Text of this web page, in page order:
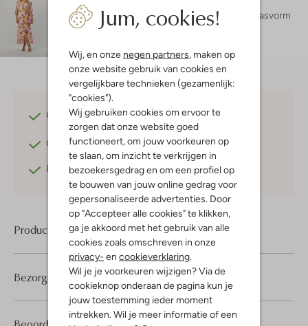
Jum, cookies!
Wij, en onze negen partners , maken op
onze website gebruik van cookies en
vergelijkbare technieken (gezamenlijk:
"cookies").
Wij gebruiken cookies om ervoor te
zorgen dat onze website goed
functioneert, om jouw voorkeuren op
te slaan, om inzicht te verkrijgen in
bezoekersgedrag en om een profiel op
te bouwen van jouw online gedrag voor
gepersonaliseerde advertenties. Door
op "Accepteer alle cookies" te klikken,
ga je akkoord met het gebruik van alle
cookies zoals omschreven in onze
privacy- en cookieverklaring
Wil je je voorkeuren wijzigen? Via de
cookieknop onderaan de pagina kun je
jouw toestemming ieder moment
intrekken. Wil je meer informatie of een
Amy is 1 meter 78 lang en draagt maat s.
De pasvorm
regular fit
Gratis verzendingvanaf €75,-
Gratis retournerenbinnen 30 dagen*
Betaal achterafmet Klarna
Product informatie
Bezorgen & retourneren